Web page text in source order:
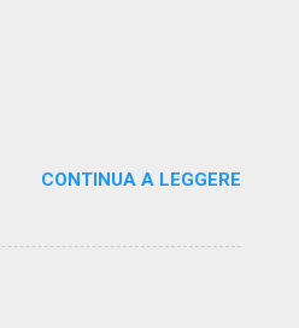
CONTINUA A LEGGERE